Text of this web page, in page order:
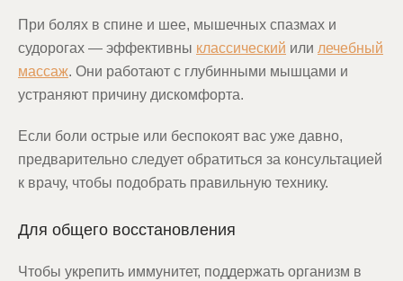
При болях в спине и шее, мышечных спазмах и
судорогах — эффективны классический или лечебный
массаж. Они работают с глубинными мышцами и
устраняют причину дискомфорта.
Если боли острые или беспокоят вас уже давно,
предварительно следует обратиться за консультацией
к врачу, чтобы подобрать правильную технику.
Для общего восстановления
Чтобы укрепить иммунитет, поддержать организм в